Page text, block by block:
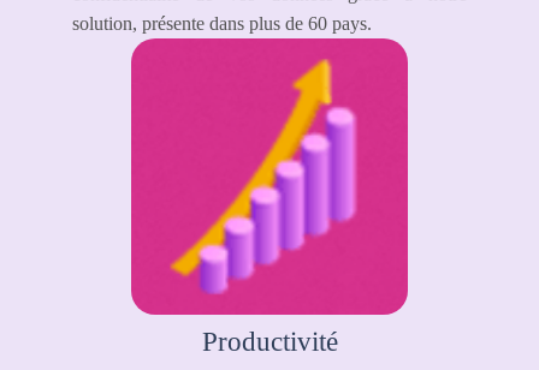
solution, présente dans plus de 60 pays.
Productivité